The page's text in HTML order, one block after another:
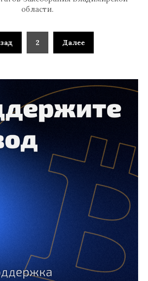
области.
2 Далее